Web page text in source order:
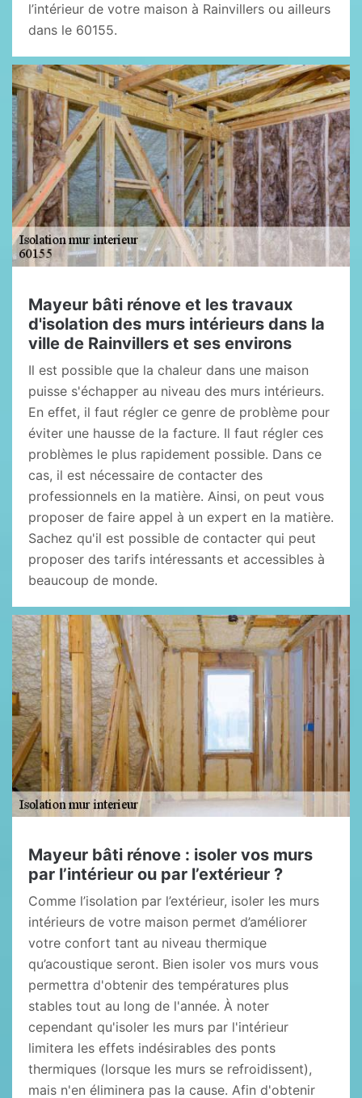
l’intérieur de votre maison à Rainvillers ou ailleurs
dans le 60155.
Mayeur bâti rénove et les travaux
d'isolation des murs intérieurs dans la
ville de Rainvillers et ses environs
Il est possible que la chaleur dans une maison
puisse s'échapper au niveau des murs intérieurs.
En effet, il faut régler ce genre de problème pour
éviter une hausse de la facture. Il faut régler ces
problèmes le plus rapidement possible. Dans ce
cas, il est nécessaire de contacter des
professionnels en la matière. Ainsi, on peut vous
proposer de faire appel à un expert en la matière.
Sachez qu'il est possible de contacter qui peut
proposer des tarifs intéressants et accessibles à
beaucoup de monde.
Mayeur bâti rénove : isoler vos murs
par l’intérieur ou par l’extérieur ?
Comme l’isolation par l’extérieur, isoler les murs
intérieurs de votre maison permet d’améliorer
votre confort tant au niveau thermique
qu’acoustique seront. Bien isoler vos murs vous
permettra d'obtenir des températures plus
stables tout au long de l'année. À noter
cependant qu'isoler les murs par l'intérieur
limitera les effets indésirables des ponts
thermiques (lorsque les murs se refroidissent),
mais n'en éliminera pas la cause. Afin d'obtenir